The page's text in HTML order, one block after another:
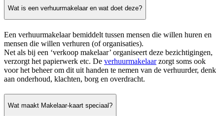
Wat is een verhuurmakelaar en wat doet deze?
Een verhuurmakelaar bemiddelt tussen mensen die willen huren en
mensen die willen verhuren (of organisaties).
Net als bij een ‘verkoop makelaar’ organiseert deze bezichtigingen,
verzorgt het papierwerk etc. De verhuurmakelaarzorgt soms ook
voor het beheer om dit uit handen te nemen van de verhuurder, denk
aan onderhoud, klachten, borg en overdracht.
Wat maakt Makelaar-kaart speciaal?